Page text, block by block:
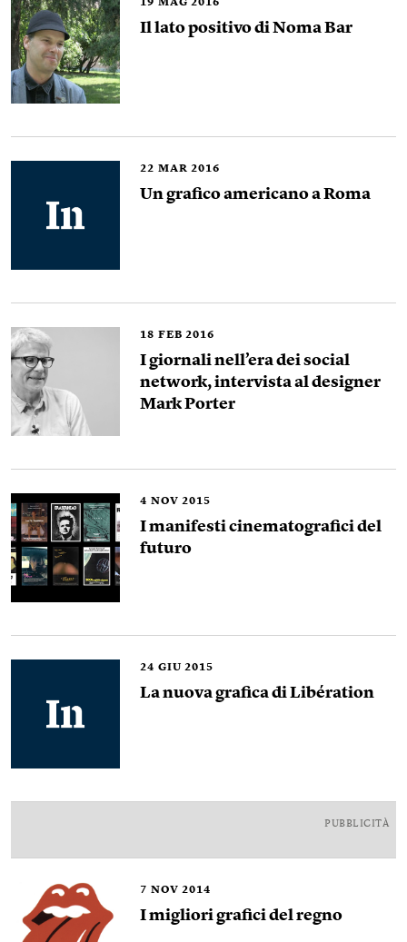
19 MAG 2016
Il lato positivo di Noma Bar
22 MAR 2016
Un grafico americano a Roma
18 FEB 2016
I giornali nell’era dei social
network, intervista al designer
Mark Porter
4 NOV 2015
I manifesti cinematografici del
futuro
24 GIU 2015
La nuova grafica di Libération
PUBBLICITÀ
7 NOV 2014
I migliori grafici del regno